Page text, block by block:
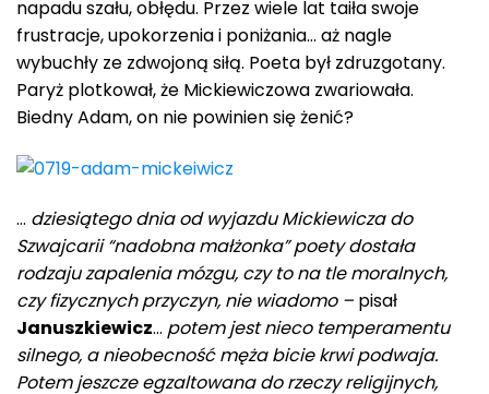
napadu szału, obłędu. Przez wiele lat taiła swoje
frustracje, upokorzenia i poniżania… aż nagle
wybuchły ze zdwojoną siłą. Poeta był zdruzgotany.
Paryż plotkował, że Mickiewiczowa zwariowała.
Biedny Adam, on nie powinien się żenić?
… dziesiątego dnia od wyjazdu Mickiewicza do
Szwajcarii “nadobna małżonka” poety dostała
rodzaju zapalenia mózgu, czy to na tle moralnych,
czy fizycznych przyczyn, nie wiadomo – pisał
Januszkiewicz… potem jest nieco temperamentu
silnego, a nieobecność męża bicie krwi podwaja.
Potem jeszcze egzaltowana do rzeczy religijnych,